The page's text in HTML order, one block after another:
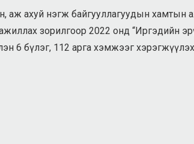
аж ахуй нэгж байгууллагуудын хамтын
зорилгоор 2022 онд “Иргэдийн
6 бүлэг, 112 арга хэмжээг